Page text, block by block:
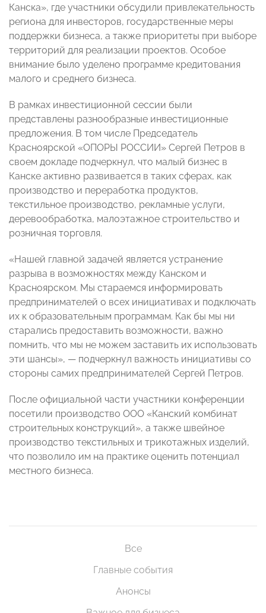
Канска», где участники обсудили привлекательность
региона для инвесторов, государственные меры
поддержки бизнеса, а также приоритеты при выборе
территорий для реализации проектов. Особое
внимание было уделено программе кредитования
малого и среднего бизнеса.
В рамках инвестиционной сессии были
представлены разнообразные инвестиционные
предложения. В том числе Председатель
Красноярской «ОПОРЫ РОССИИ» Сергей Петров в
своем докладе подчеркнул, что малый бизнес в
Канске активно развивается в таких сферах, как
производство и переработка продуктов,
текстильное производство, рекламные услуги,
деревообработка, малоэтажное строительство и
розничная торговля.
«Нашей главной задачей является устранение
разрыва в возможностях между Канском и
Красноярском. Мы стараемся информировать
предпринимателей о всех инициативах и подключать
их к образовательным программам. Как бы мы ни
старались предоставить возможности, важно
помнить, что мы не можем заставить их использовать
эти шансы», — подчеркнул важность инициативы со
стороны самих предпринимателей Сергей Петров.
После официальной части участники конференции
посетили производство ООО «Канский комбинат
строительных конструкций», а также швейное
производство текстильных и трикотажных изделий,
что позволило им на практике оценить потенциал
местного бизнеса.
Все
Главные события
Анонсы